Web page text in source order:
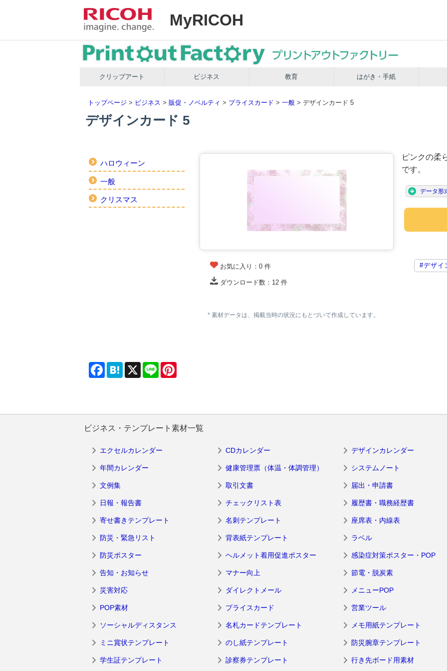
MyRICOH
クリップアート ビジネス 教育 はがき・手紙
トップページ > ビジネス > 販促・ノベルティ > プライスカード > 一般 > デザインカード 5
デザインカード 5
ハロウィーン
一般
クリスマス
ピンクの柔
です。
データ形
お気に入り：0 件
ダウンロード数： 12 件
#デザイ
* 素材データは、掲載当時の状況にもとづいて作成しています。
FacebookHatenaX Line
ビジネス・テンプレート素材一覧
エクセルカレンダー CDカレンダー デザインカレンダー
年間カレンダー 健康管理票（体温・体調管理） システムノート
文例集 取引文書 届出・申請書
日報・報告書 チェックリスト表 履歴書・職務経歴書
寄せ書きテンプレート 名刺テンプレート 座席表・内線表
防災・緊急リスト 背表紙テンプレート ラベル
防災ポスター ヘルメット着用促進ポスター 感染症対策ポスター・POP
告知・お知らせ マナー向上 節電・脱炭素
災害対応 ダイレクトメール メニューPOP
POP素材 プライスカード 営業ツール
ソーシャルディスタンス 名札カードテンプレート メモ用紙テンプレート
ミニ賞状テンプレート のし紙テンプレート 防災腕章テンプレート
学生証テンプレート 診察券テンプレート 行き先ボード用素材